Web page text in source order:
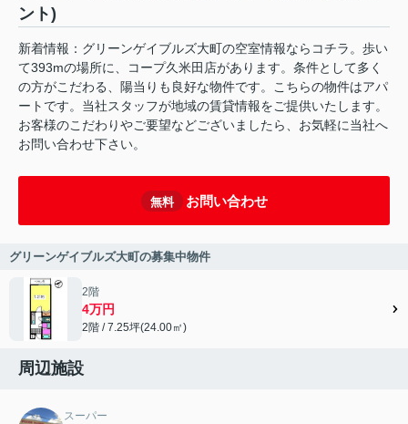
ント)
新着情報：グリーンゲイブルズ大町の空室情報ならコチラ。歩い
て393mの場所に、コープ久米田店があります。条件として多く
の方がこだわる、陽当りも良好な物件です。こちらの物件はアパ
ートです。当社スタッフが地域の賃貸情報をご提供いたします。
お客様のこだわりやご要望などございましたら、お気軽に当社へ
お問い合わせ下さい。
無料 お問い合わせ
グリーンゲイブルズ大町の募集中物件
2階
4万円
2階 / 7.25坪(24.00㎡)
周辺施設
スーパー